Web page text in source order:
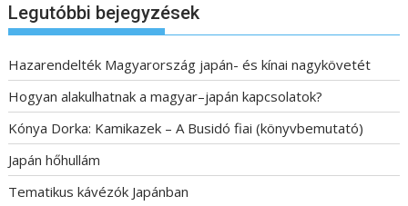
Legutóbbi bejegyzések
Hazarendelték Magyarország japán- és kínai nagykövetét
Hogyan alakulhatnak a magyar–japán kapcsolatok?
Kónya Dorka: Kamikazek – A Busidó fiai (könyvbemutató)
Japán hőhullám
Tematikus kávézók Japánban